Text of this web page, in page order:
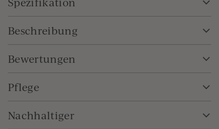
Beschreibung
Bewertungen
Pflege
Nachhaltiger